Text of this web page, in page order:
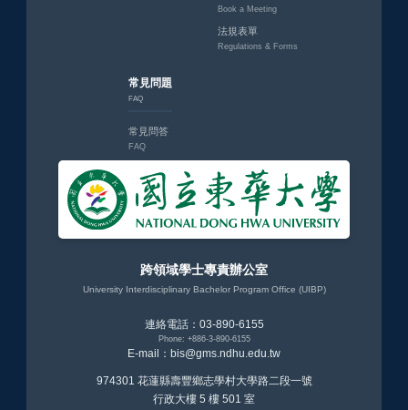
跨領域學士專責辦公室
University Interdisciplinary Bachelor Program Office (UIBP)
連絡電話：03-890-6155
Phone: +886-3-890-6155
E-mail：bis@gms.ndhu.edu.tw
974301 花蓮縣壽豐鄉志學村大學路二段一號
行政大樓 5 樓 501 室
Book a Meeting
法規表單
Regulations & Forms
常見問題
FAQ
常見問答
FAQ